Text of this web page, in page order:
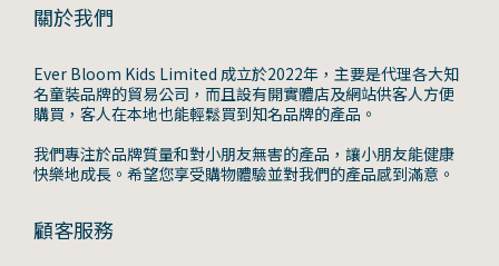
關於我們
Ever Bloom Kids Limited 成立於2022年，主要是代理各大知
名童裝品牌的貿易公司，而且設有開實體店及網站供客人方便
購買，客人在本地也能輕鬆買到知名品牌的產品。
我們專注於品牌質量和對小朋友無害的產品，讓小朋友能健康
快樂地成長。希望您享受購物體驗並對我們的產品感到滿意。
顧客服務